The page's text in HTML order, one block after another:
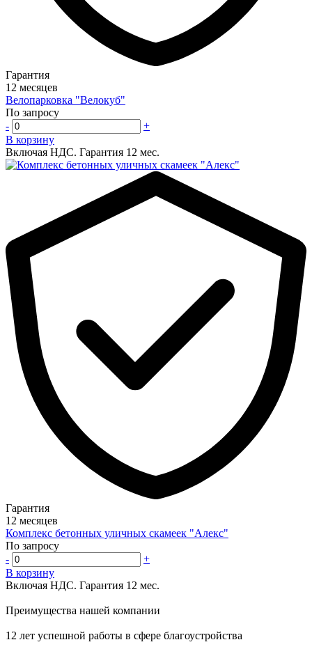
Гарантия
12 месяцев
Велопарковка "Велокуб"
По запросу
-
+
В корзину
Включая НДС. Гарантия 12 мес.
Гарантия
12 месяцев
Комплекс бетонных уличных скамеек "Алекс"
По запросу
-
+
В корзину
Включая НДС. Гарантия 12 мес.
Преимущества нашей компании
12 лет успешной работы в сфере благоустройства